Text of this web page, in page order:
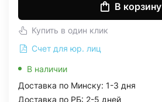
В корзину
Купить в один клик
Счет для юр. лиц
В наличии
Доставка по Минску: 1-3 дня
Доставка по РБ: 2-5 дней